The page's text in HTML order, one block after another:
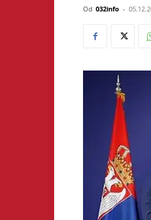
Od 032info -